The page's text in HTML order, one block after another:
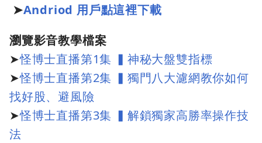
➤Andriod 用戶點這裡下載
瀏覽影音教學檔案
➤怪博士直播第1集 ▍神秘大盤雙指標
➤怪博士直播第2集 ▍獨門八大濾網教你如何
找好股、避風險
➤怪博士直播第3集 ▍解鎖獨家高勝率操作技
法